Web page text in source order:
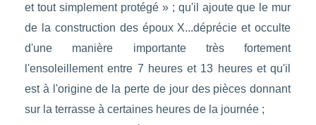
et tout simplement protégé » ; qu'il ajoute que le mur
de la construction des époux X...déprécie et occulte
d'une manière importante très fortement
l'ensoleillement entre 7 heures et 13 heures et qu'il
est à l'origine de la perte de jour des pièces donnant
sur la terrasse à certaines heures de la journée ;